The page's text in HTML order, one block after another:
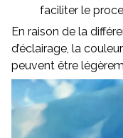
faciliter le
En raison de la
d’éclairage, la
peuvent être